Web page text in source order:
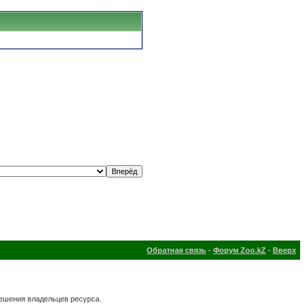
Обратная связь - Форум Zoo.kZ - Вверх
владельцев ресурса.